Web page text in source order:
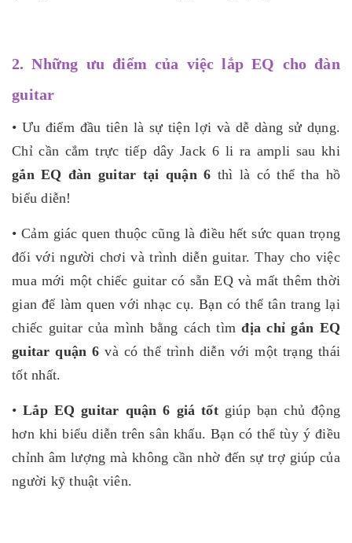
2. Những ưu điểm của việc lắp EQ cho đàn
guitar
• Ưu điểm đầu tiên là sự tiện lợi và dễ dàng sử dụng.
Chỉ cần cắm trực tiếp dây Jack 6 li ra ampli sau khi
gắn EQ đàn guitar tại quận 6 thì là có thể tha hồ
biểu diễn!
• Cảm giác quen thuộc cũng là điều hết sức quan trọng
đối với người chơi và trình diễn guitar. Thay cho việc
mua mới một chiếc guitar có sẵn EQ và mất thêm thời
gian để làm quen với nhạc cụ. Bạn có thể tân trang lại
chiếc guitar của mình bằng cách tìmđịa chỉ gắn EQ
guitar quận 6 và có thể trình diễn với một trạng thái
tốt nhất.
•Lắp EQ guitar quận 6 giá tốtgiúp bạn chủ động
hơn khi biểu diễn trên sân khấu. Bạn có thể tùy ý điều
chỉnh âm lượng mà không cần nhờ đến sự trợ giúp của
người kỹ thuật viên.